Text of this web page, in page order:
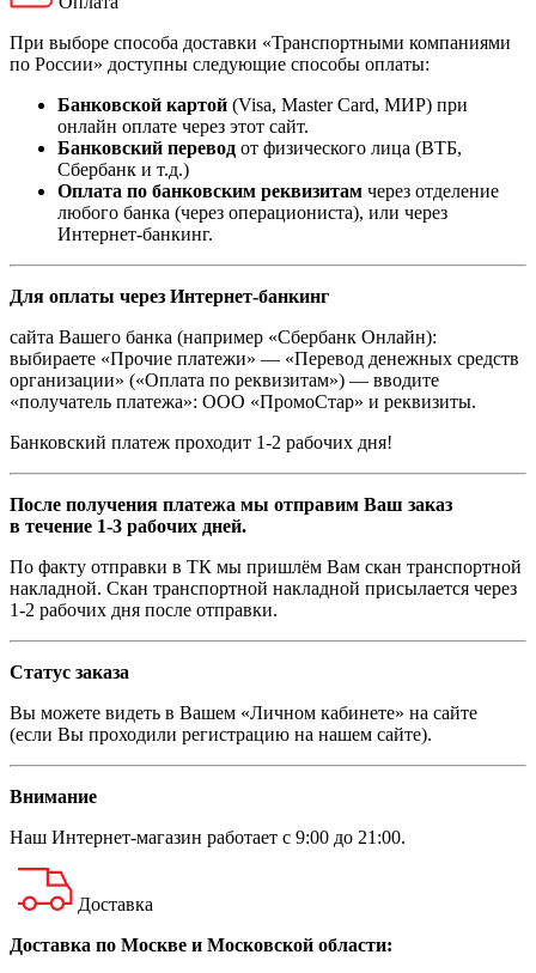
При выборе способа доставки «Транспортными компаниями
по России» доступны следующие способы оплаты:
Банковской картой (Visa, Master Card, МИР) при
онлайн оплате через этот сайт.
Банковский перевод от физического лица (ВТБ,
Сбербанк и т.д.)
Оплата по банковским реквизитам через отделение
любого банка (через операциониста), или через
Интернет-банкинг.
Для оплаты через Интернет-банкинг
сайта Вашего банка (например «Сбербанк Онлайн):
выбираете «Прочие платежи» — «Перевод денежных средств
организации» («Оплата по реквизитам») — вводите
«получатель платежа»: ООО «ПромоСтар» и реквизиты.
Банковский платеж проходит 1-2 рабочих дня!
После получения платежа мы отправим Ваш заказ
в течение 1-3 рабочих дней.
По факту отправки в ТК мы пришлём Вам скан транспортной
накладной. Скан транспортной накладной присылается через
1-2 рабочих дня после отправки.
Статус заказа
Вы можете видеть в Вашем «Личном кабинете» на сайте
(если Вы проходили регистрацию на нашем сайте).
Внимание
Наш Интернет-магазин работает с 9:00 до 21:00.
Доставка
Доставка по Москве и Московской области: